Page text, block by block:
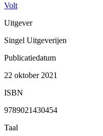
Volt
Uitgever
Singel Uitgeverijen
Publicatiedatum
22 oktober 2021
ISBN
9789021430454
Taal